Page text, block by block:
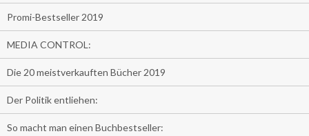
Promi-Bestseller 2019
MEDIA CONTROL:
Die 20 meistverkauften Bücher 2019
Der Politik entliehen:
So macht man einen Buchbestseller: